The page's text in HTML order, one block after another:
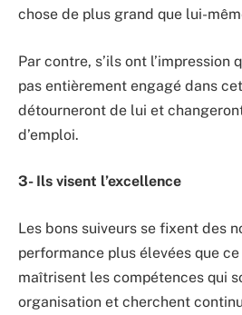
chose de plus grand que lui-
Par contre, s’ils ont l’impression
pas entièrement engagé dans
détourneront de lui et
d’emploi.
3- Ils visent l’excellence
Les bons suiveurs se fixent des
performance plus élevées que
maîtrisent les compétences qui
organisation et cherchent